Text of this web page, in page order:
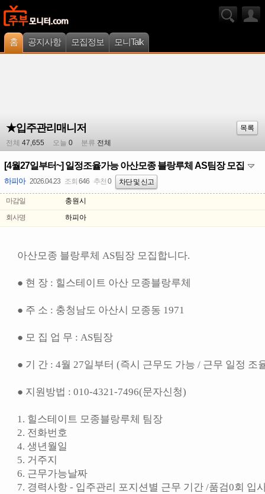
홈 공지사항 모집정보 모니Talk
★입주관리매니저
목록
전체 47,655 오늘 0 분류 전체
[4월27일부터~] 일정조율가능 아산모종 블랑루체 AS팀장 모집
하피아 2026.04.23 조회 646 추천 0 차단 및 신고
마감일
충원시
회사명
하피아
아산모종 블랑루체 AS팀장 모집합니다.
● 현 장 : 힐스테이트 아산 모종블랑루체
● 주 소 : 충청남도 아산시 모종동 1971
● 모 집 업 무 : AS팀장
● 기 간 : 4월 27일부터 (즉시 근무도 가능 / 근무 일정 조
● 지원방법 : 010-4321-7496(문자신청)
1. 힐스테이트 모종블랑루체 팀장
2. 전화번호
4. 생년월일
5. 거주지
6. 근무가능날짜
7. 경력사항 - 입주관리 포지션별 근무 기간 /품검0회 입